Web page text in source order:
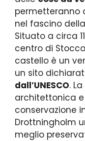
permetteranno
nel fascino
Situato a circa
centro di
castello è un
un sito
dall’UNESCO.
architettonica
conservazione
Drottningholm
meglio